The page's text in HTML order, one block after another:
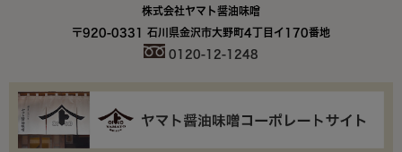
株式会社ヤマト醤油味噌
〒920-0331 石川県金沢市大野町4丁目イ170番地
0120-12-1248